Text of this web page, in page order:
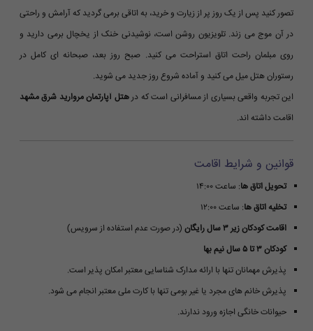
تصور کنید پس از یک روز پر از زیارت و خرید، به اتاقی برمی گردید که آرامش و راحتی
در آن موج می زند. تلویزیون روشن است، نوشیدنی خنک از یخچال برمی دارید و
روی مبلمان راحت اتاق استراحت می کنید. صبح روز بعد، صبحانه ای کامل در
رستوران هتل میل می کنید و آماده شروع روز جدید می شوید.
این تجربه واقعی بسیاری از مسافرانی است که درهتل آپارتمان مروارید شرق مشهد
اقامت داشته اند.
قوانین و شرایط اقامت
تحویل اتاق ها: ساعت ۱۴:۰۰
تخلیه اتاق ها: ساعت ۱۲:۰۰
اقامت کودکان زیر ۳ سال رایگان
(در صورت عدم استفاده از سرویس)
کودکان ۳ تا ۵ سال نیم بها
پذیرش مهمانان تنها با ارائه مدارک شناسایی معتبر امکان پذیر است.
پذیرش خانم های مجرد یا غیر بومی تنها با کارت ملی معتبر انجام می شود.
حیوانات خانگی اجازه ورود ندارند.